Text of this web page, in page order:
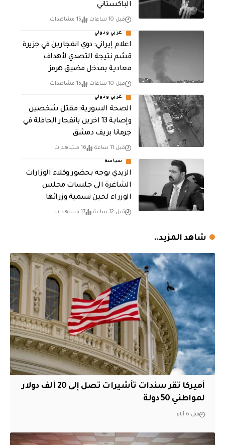
الباكستاني
قبل 10 ساعات 15 مشاهدات
عربي ودولي
اعلام إيراني: دوي انفجارين في جزيرة
قشم نتيجة التصدي لأهداف
معادية بمدخل مضيق هرمز
قبل 10 ساعات 15 مشاهدات
عربي ودولي
الصحة السورية: مقتل شخصين
وإصابة 13 اخرين بانفجار الحافلة في
جرمانا بريف دمشق
قبل 11 ساعة 16 مشاهدات
سياسة
الزيدي يوجه بحضور وكلاء الوزارات
الشاغرة الى جلسات مجلس
الوزراء لحين تسمية وزرائها
قبل 12 ساعة 17 مشاهدات
شاهد المزيد..
أميركا تقر سندات تأشيرات تصل إلى 20 ألف دولار
لمواطني 50 دولة
قبل 6 أيام